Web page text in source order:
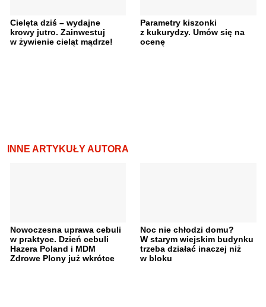
Cielęta dziś – wydajne
krowy jutro. Zainwestuj
w żywienie cieląt mądrze!
Parametry kiszonki
z kukurydzy. Umów się na
ocenę
INNE ARTYKUŁY AUTORA
Nowoczesna uprawa cebuli
w praktyce. Dzień cebuli
Hazera Poland i MDM
Zdrowe Plony już wkrótce
Noc nie chłodzi domu?
W starym wiejskim budynku
trzeba działać inaczej niż
w bloku